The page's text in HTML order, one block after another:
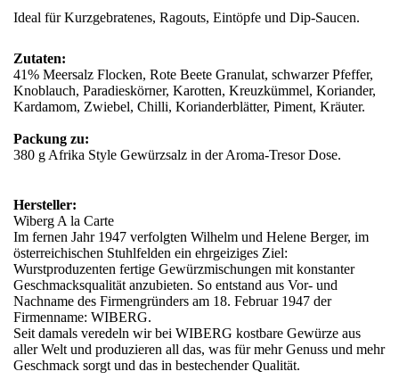
Ideal für Kurzgebratenes, Ragouts, Eintöpfe und Dip-Saucen.
Zutaten:
41% Meersalz Flocken, Rote Beete Granulat, schwarzer Pfeffer,
Knoblauch, Paradieskörner, Karotten, Kreuzkümmel, Koriander,
Kardamom, Zwiebel, Chilli, Korianderblätter, Piment, Kräuter.
Packung zu:
380 g Afrika Style Gewürzsalz in der Aroma-Tresor Dose.
Hersteller:
Wiberg A la Carte
Im fernen Jahr 1947 verfolgten Wilhelm und Helene Berger, im
österreichischen Stuhlfelden ein ehrgeiziges Ziel:
Wurstproduzenten fertige Gewürzmischungen mit konstanter
Geschmacksqualität anzubieten. So entstand aus Vor- und
Nachname des Firmengründers am 18. Februar 1947 der
Firmenname: WIBERG.
Seit damals veredeln wir bei WIBERG kostbare Gewürze aus
aller Welt und produzieren all das, was für mehr Genuss und mehr
Geschmack sorgt und das in bestechender Qualität.